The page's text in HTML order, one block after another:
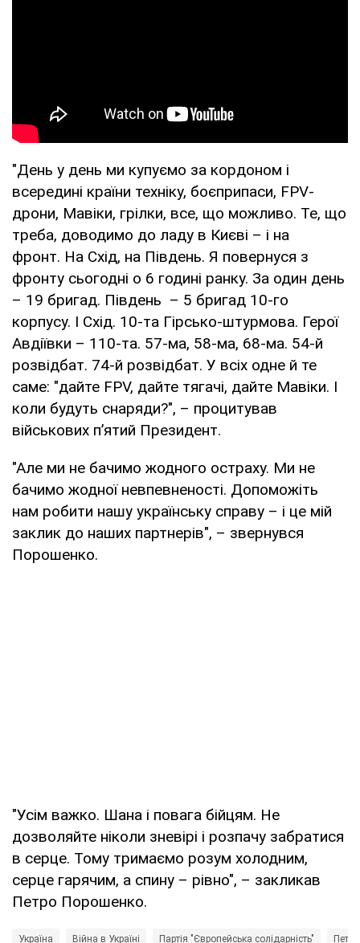
"День у день ми купуємо за кордоном і
всередині країни техніку, боєприпаси, FPV-
дрони, Мавіки, грілки, все, що можливо. Те, що
треба, доводимо до ладу в Києві – і на
фронт. На Схід, на Південь. Я повернуся з
фронту сьогодні о 6 годині ранку. За один день
– 19 бригад. Південь – 5 бригад 10-го
корпусу. І Схід. 10-та Гірсько-штурмова. Герої
Авдіївки – 110-та. 57-ма, 58-ма, 68-ма. 54-й
розвідбат. 74-й розвідбат. У всіх одне й те
саме: "дайте FPV, дайте тягачі, дайте Мавіки. І
коли будуть снаряди?", – процитував
військових пʼятий Президент.
"Але ми не бачимо жодного остраху. Ми не
бачимо жодної невпевненості. Допоможіть
нам робити нашу українську справу – і це мій
заклик до наших партнерів", – звернувся
Порошенко.
"Усім важко. Шана і повага бійцям. Не
дозволяйте ніколи зневірі і розпачу забратися
в серце. Тому тримаємо розум холодним,
серце гарячим, а спину – рівно", – закликав
Петро Порошенко.
Україна Війна в Україні Партія "Європейська солідарність"